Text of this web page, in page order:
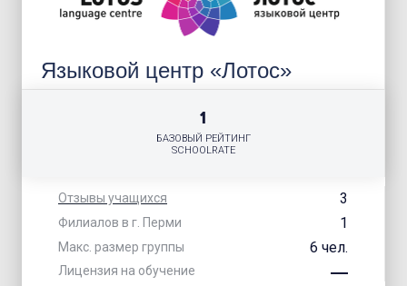
Языковой центр «Лотос»
Отзывы учащихся 3
Филиалов в г. Перми 1
Макс. размер группы 6 чел.
Лицензия на обучение
1
БАЗОВЫЙ РЕЙТИНГ
SCHOOLRATE